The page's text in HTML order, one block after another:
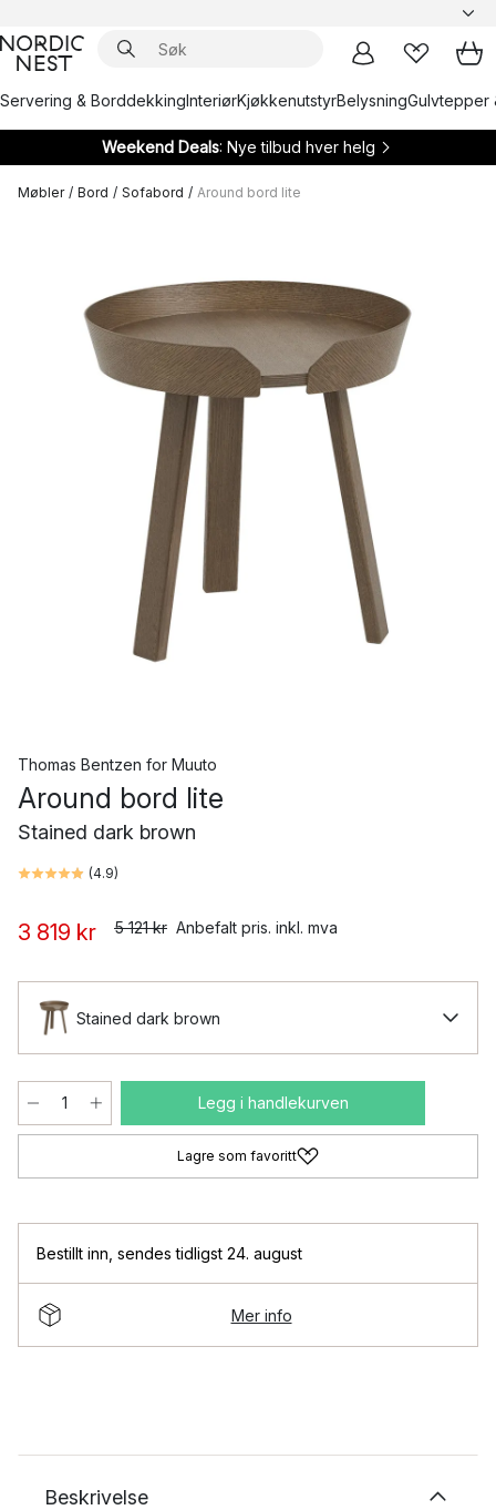
Servering & BorddekkingInteriørKjøkkenutstyrBelysningGulvtepper
Weekend Deals: Nye tilbud hver helg
Møbler / Bord / Sofabord / Around bord lite
Thomas Bentzen for Muuto
Around bord lite
Stained dark brown
(4.9)
3 819 kr 5 121 kr Anbefalt pris. inkl. mva
Stained dark brown
Legg i handlekurven
Lagre som favoritt
Bestillt inn sendes tidligst 24. august
Mer info
Beskrivelse